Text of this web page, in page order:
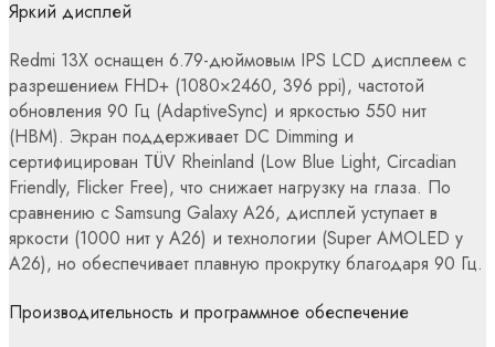
Яркий дисплей
Redmi 13X оснащен 6.79-дюймовым IPS LCD дисплеем с
разрешением FHD+ (1080×2460, 396 ppi), частотой
обновления 90 Гц (AdaptiveSync) и яркостью 550 нит
(HBM). Экран поддерживает DC Dimming и
сертифицирован TÜV Rheinland (Low Blue Light, Circadian
Friendly, Flicker Free), что снижает нагрузку на глаза. По
сравнению с Samsung Galaxy A26, дисплей уступает в
яркости (1000 нит у A26) и технологии (Super AMOLED у
A26), но обеспечивает плавную прокрутку благодаря 90 Гц.
Производительность и программное обеспечение